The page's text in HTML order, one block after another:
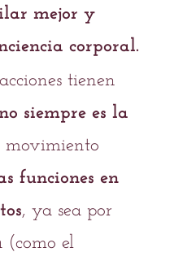
mejor y
corporal.
tienen
siempre es la
movimiento
funciones en
, ya sea por
(como el